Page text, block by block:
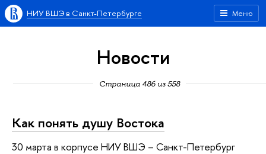
Меню
НИУ ВШЭ в Санкт-Петербурге
Новости
Страница 486 из 558
Как понять душу Востока
30 марта в корпусе НИУ ВШЭ – Санкт-Петербург